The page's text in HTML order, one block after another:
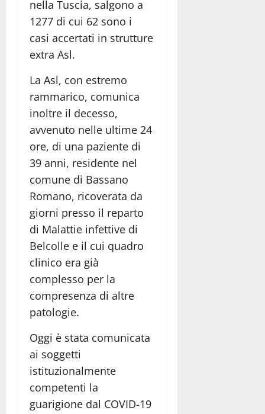
nella Tuscia, salgono a
1277 di cui 62 sono i
casi accertati in strutture
extra Asl.
La Asl, con estremo
rammarico, comunica
inoltre il decesso,
avvenuto nelle ultime 24
ore, di una paziente di
39 anni, residente nel
comune di Bassano
Romano, ricoverata da
giorni presso il reparto
di Malattie infettive di
Belcolle e il cui quadro
clinico era già
complesso per la
compresenza di altre
patologie.
Oggi è stata comunicata
ai soggetti
istituzionalmente
competenti la
guarigione dal COVID-19